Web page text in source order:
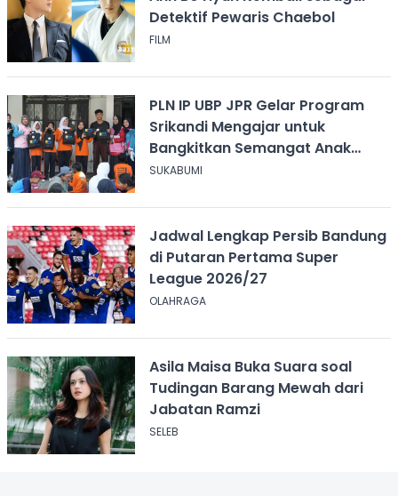
Detektif Pewaris Chaebol
FILM
PLN IP UBP JPR Gelar Program
Srikandi Mengajar untuk
Bangkitkan Semangat Anak
Berkebutuhan Khusus
SUKABUMI
Jadwal Lengkap Persib Bandung
di Putaran Pertama Super
League 2026/27
OLAHRAGA
Asila Maisa Buka Suara soal
Tudingan Barang Mewah dari
Jabatan Ramzi
SELEB